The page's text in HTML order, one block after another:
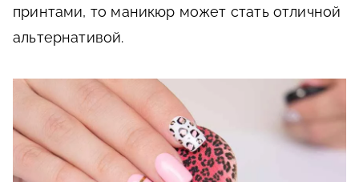
принтами, то маникюр может стать отличной
альтернативой.